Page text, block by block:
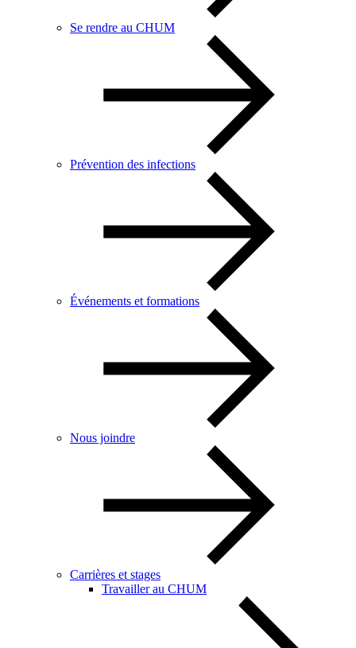
Se rendre au CHUM
Prévention des infections
Événements et formations
Nous joindre
Carrières et stages
Travailler au CHUM